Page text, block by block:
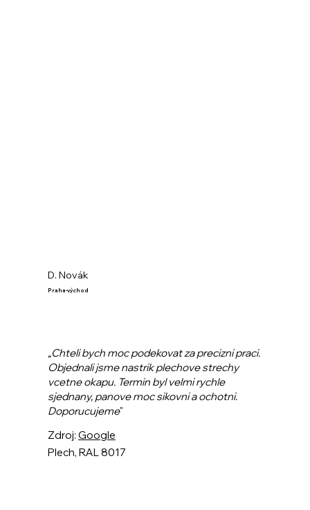
D. Novák
Praha-východ
„Chteli bych moc podekovat za precizni praci.
Objednali jsme nastrik plechove strechy
vcetne okapu. Termin byl velmi rychle
sjednany, panove moc sikovni a ochotni.
Doporucujeme"
Plech, RAL 8017
Zdroj: Google